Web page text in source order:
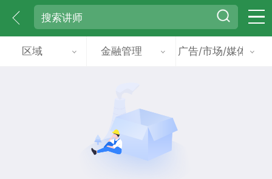
区域 金融管理 广告/市场/媒体/艺术